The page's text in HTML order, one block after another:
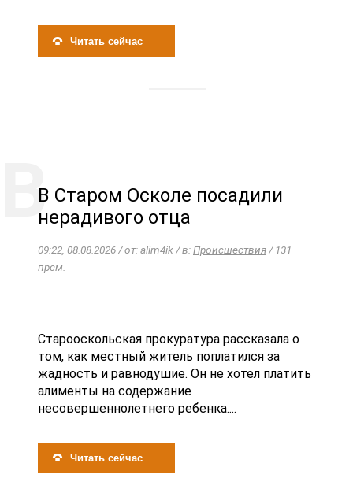
Читать сейчас
В Старом Осколе посадили
нерадивого отца
09:22, 08.08.2026 / от: alim4ik / в:Происшествия/ 131
прсм.
Старооскольская прокуратура рассказала о
том, как местный житель поплатился за
жадность и равнодушие. Он не хотел платить
алименты на содержание
несовершеннолетнего ребенка....
Читать сейчас